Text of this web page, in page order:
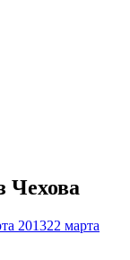
Чехова
201322 марта